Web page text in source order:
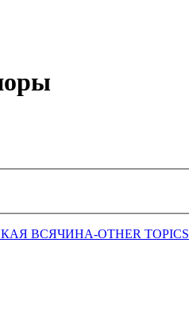
ВСЯЧИНА-OTHER TOPICS